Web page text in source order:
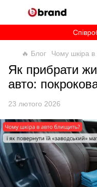
🔥 Блог Чому шкіра в
Як прибрати
авто:
23 лютого 2026